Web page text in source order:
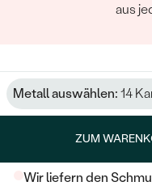
aus
Metall auswählen: 14
ZUM
Wir liefern den